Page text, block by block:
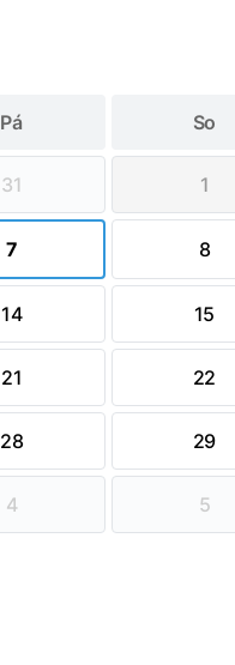
Pá So
31 1
7 8
14 15
21 22
28 29
4 5